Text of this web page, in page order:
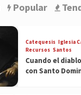
Popular
Catequesis Iglesia
Recursos Santos
Cuando el
con Santo